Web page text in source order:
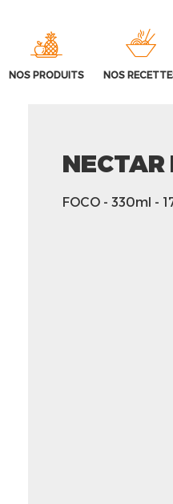
NOS PRODUITS NOS
NECTAR
FOCO - 330ml -